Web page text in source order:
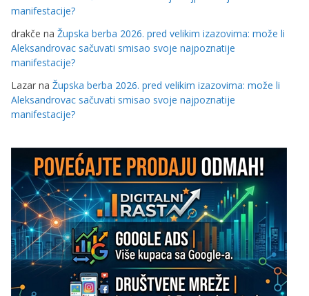
manifestacije?
drakče na Župska berba 2026. pred velikim izazovima: može li
Aleksandrovac sačuvati smisao svoje najpoznatije
manifestacije?
Lazar na Župska berba 2026. pred velikim izazovima: može li
Aleksandrovac sačuvati smisao svoje najpoznatije
manifestacije?